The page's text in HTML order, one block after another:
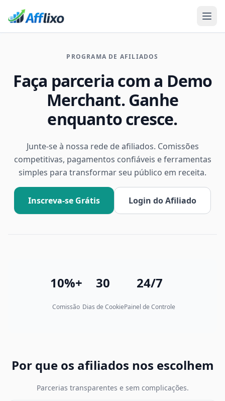
PROGRAMA DE AFILIADOS
Faça parceria com a Demo
Merchant. Ganhe
enquanto cresce.
Junte-se à nossa rede de afiliados. Comissões
competitivas, pagamentos confiáveis e ferramentas
simples para transformar seu público em receita.
Inscreva-se Grátis Login do Afiliado
10%+
Comissão
30
Dias de Cookie
24/7
Painel de Controle
Por que os afiliados nos escolhem
Parcerias transparentes e sem complicações.